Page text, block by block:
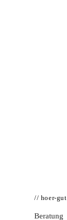
// hoer-gut
Beratung